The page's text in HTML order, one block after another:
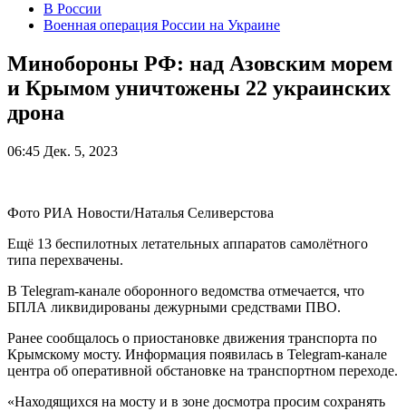
В России
Военная операция России на Украине
Минобороны РФ: над Азовским морем
и Крымом уничтожены 22 украинских
дрона
06:45 Дек. 5, 2023
Фото РИА Новости/Наталья Селиверстова
Ещё 13 беспилотных летательных аппаратов самолётного
типа перехвачены.
В Telegram-канале оборонного ведомства отмечается, что
БПЛА ликвидированы дежурными средствами ПВО.
Ранее сообщалось о приостановке движения транспорта по
Крымскому мосту. Информация появилась в Telegram-канале
центра об оперативной обстановке на транспортном переходе.
«Находящихся на мосту и в зоне досмотра просим сохранять